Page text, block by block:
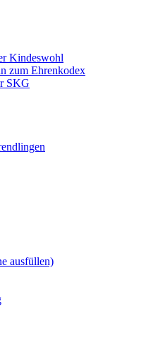
Kindeswohl
zum Ehrenkodex
SKG
ausfüllen)